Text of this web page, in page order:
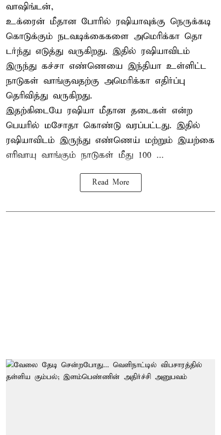
வாஷிங்டன்,
உக்ரைன் மீதான போரில் ரஷியாவுக்கு நெருக்கடி
கொடுக்கும் நடவடிக்கைகளை அமெரிக்கா தொ
டர்ந்து எடுத்து வருகிறது. இதில் ரஷியாவிடம்
இருந்து கச்சா எண்ணெயை இந்தியா உள்ளிட்ட
நாடுகள் வாங்குவதற்கு அமெரிக்கா எதிர்ப்பு
தெரிவித்து வருகிறது.
இதற்கிடையே ரஷியா மீதான தடைகள் என்ற
பெயரில் மசோதா கொண்டு வரப்பட்டது. இதில்
ரஷியாவிடம் இருந்து எண்ணெய் மற்றும் இயற்கை
எரிவாயு வாங்கும் நாடுகள் மீது 100 ...
Read More